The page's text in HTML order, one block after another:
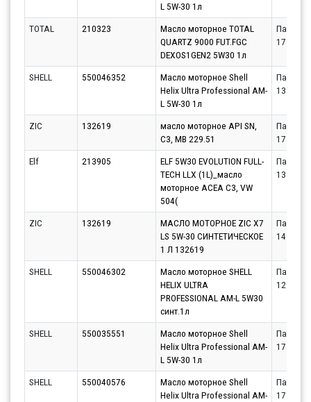
L 5W-30 1л
TOTAL 210323
Масло моторное TOTAL
QUARTZ 9000 FUT.FGC
DEXOS1GEN2 5W30 1л
Партнёр
SHELL 550046352
Масло моторное Shell
Helix Ultra Professional AM-
L 5W-30 1л
Партнёр
ZIC 132619
масло моторное API SN,
C3, MB 229.51
Партнёр
Elf
213905
ELF 5W30 EVOLUTION FULL-
TECH LLX (1L)_масло
моторное ACEA C3, VW
504(
Партнёр
ZIC 132619
МАСЛО МОТОРНОЕ ZIC X7
LS 5W-30 СИНТЕТИЧЕСКОЕ
1 Л 132619
Партнёр
SHELL 550046302
Масло моторное SHELL
HELIX ULTRA
PROFESSIONAL AM-L 5W30
синт.1л
Партнёр
SHELL 550035551
Масло моторное Shell
Helix Ultra Professional AM-
L 5W-30 1л
Партнёр
SHELL 550040576
Масло моторное Shell
Helix Ultra Professional AM-
Партнёр